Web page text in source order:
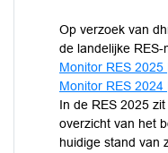
Op verzoek van
de landelijke
Monitor RES
Monitor RES
In de RES 2025
overzicht van het
huidige stand van